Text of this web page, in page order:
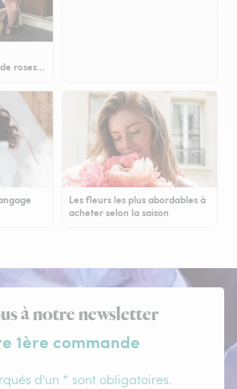
roses…
Les fleurs les plus abordables à
acheter selon la saison
à notre newsletter
1ère commande
d'un * sont obligatoires.